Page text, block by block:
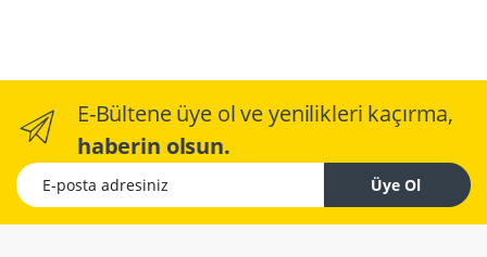
E-Bültene üye ol ve yenilikleri kaçırma,
haberin olsun.
E-posta adresiniz
Üye Ol